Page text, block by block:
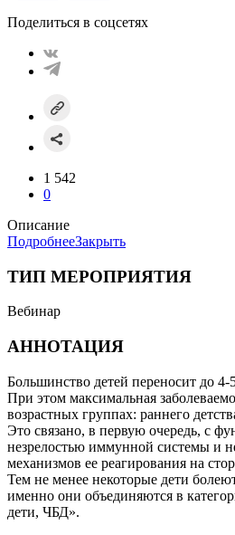
Поделиться в соцсетях
1 542
0
Описание
ПодробнееЗакрыть
ТИП МЕРОПРИЯТИЯ
Вебинар
АННОТАЦИЯ
Большинство детей переносит до
При этом максимальная
возрастных группах: раннего
Это связано, в первую очередь, с
незрелостью иммунной системы и
механизмов ее реагирования на
Тем не менее некоторые дети
именно они объединяются в
дети, ЧБД».